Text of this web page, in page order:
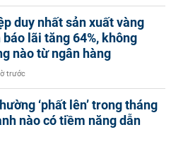
duy nhất sản xuất vàng
lãi tăng 64%, không
nào từ ngân hàng
trước
‘phất lên’ trong tháng
nào có tiềm năng dẫn